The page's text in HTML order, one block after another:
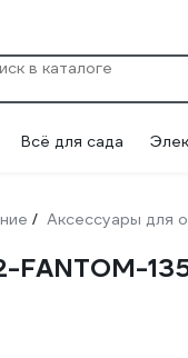
Всё для сада
/ Аксессуары для
FANTOM-